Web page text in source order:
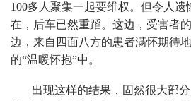
100多人聚集一起要维权。但令人
在，后车已然重蹈。这边，受害者
边，来自四面八方的患者满怀期待
的“温暖怀抱”中。
出现这样的结果，固然很大部